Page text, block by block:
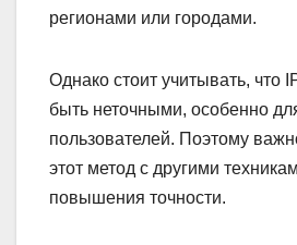
регионами или городами.
Однако стоит учитывать, что
быть неточными, особенно
пользователей. Поэтому
этот метод с другими
повышения точности.